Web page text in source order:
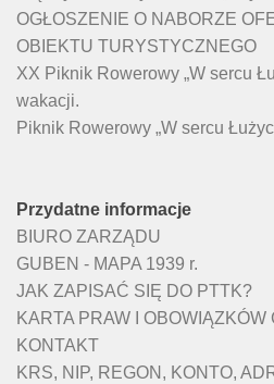
OGŁOSZENIE O NABORZE
OBIEKTU TURYSTYCZNEGO
XX Piknik Rowerowy „W sercu
wakacji.
Piknik Rowerowy „W sercu
Przydatne informacje
BIURO ZARZĄDU
GUBEN - MAPA 1939 r.
JAK ZAPISAĆ SIĘ DO PTTK?
KARTA PRAW I
KONTAKT
KRS, NIP, REGON, KONTO,